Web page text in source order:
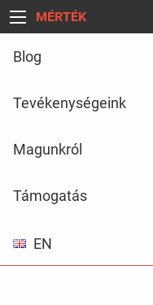
MÉRTÉK
Blog
Tevékenységeink
Magunkról
Támogatás
EN